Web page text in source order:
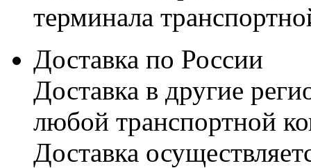
терминала
Доставка по России
Доставка в другие
любой транспортной
Доставка